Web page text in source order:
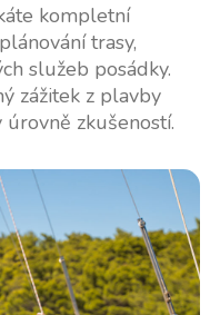
kompletní
trasy,
služeb posádky.
zážitek z plavby
zkušeností.